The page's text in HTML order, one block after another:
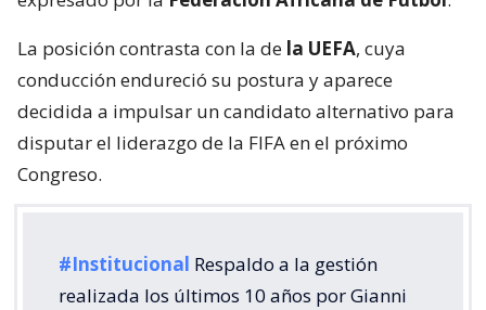
La posición contrasta con la de la UEFA, cuya
conducción endureció su postura y aparece
decidida a impulsar un candidato alternativo para
disputar el liderazgo de la FIFA en el próximo
Congreso.
#Institucional Respaldo a la gestión
realizada los últimos 10 años por Gianni